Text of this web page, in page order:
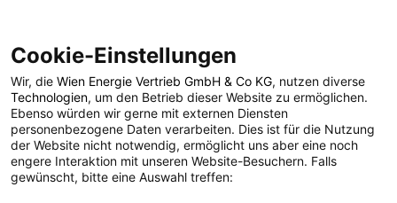
POSTS BY TAG
Bewegung als Familie
1 BEITRAG
Cookie-Einstellungen
Wir, die Wien Energie Vertrieb GmbH & Co KG, nutzen diverse
Technologien, um den Betrieb dieser Website zu ermöglichen.
Ebenso würden wir gerne mit externen Diensten
personenbezogene Daten verarbeiten. Dies ist für die Nutzung
der Website nicht notwendig, ermöglicht uns aber eine noch
engere Interaktion mit unseren Website-Besuchern. Falls
gewünscht, bitte eine Auswahl treffen: